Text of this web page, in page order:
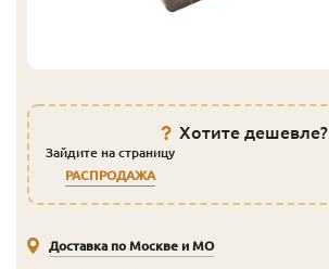
Хотите дешевле?
Зайдите на страницу
РАСПРОДАЖА
Доставка по Москве и МО